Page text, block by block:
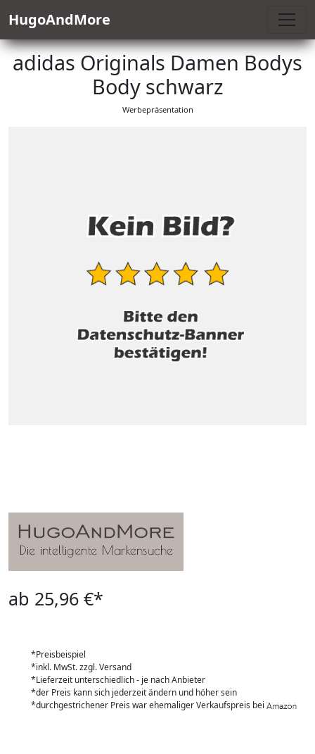
HugoAndMore
adidas Originals Damen Bodys
Body schwarz
Werbepräsentation
ab 25,96 €*
*Preisbeispiel
*inkl. MwSt. zzgl. Versand
*Lieferzeit unterschiedlich - je nach Anbieter
*der Preis kann sich jederzeit ändern und höher sein
*durchgestrichener Preis war ehemaliger Verkaufspreis bei